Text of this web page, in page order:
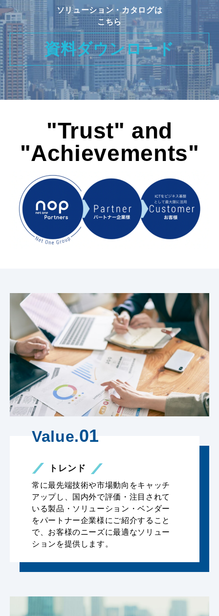
ソリューション・カタログは
こちら
資料ダウンロード
"Trust" and
"Achievements"
Value.01
トレンド
常に最先端技術や市場動向をキャッチ
アップし、国内外で評価・注目されて
いる製品・ソリューション・ベンダー
をパートナー企業様にご紹介すること
で、お客様のニーズに最適なソリュー
ションを提供します。